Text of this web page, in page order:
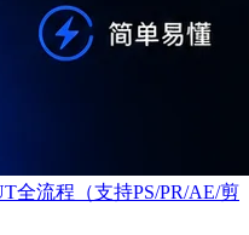
全流程（支持PS/PR/AE/剪